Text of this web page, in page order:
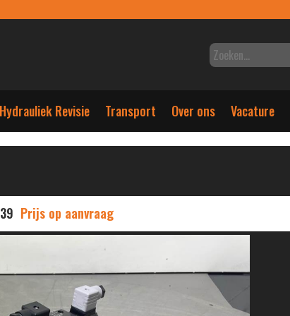
Hydrauliek Revisie Transport Over ons Vacature
Prijs op aanvraag